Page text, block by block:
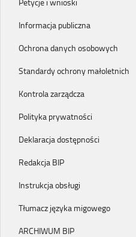
Informacja publiczna
Ochrona danych osobowych
Standardy ochrony małoletnich
Kontrola zarządcza
Polityka prywatności
Deklaracja dostępności
Redakcja BIP
Instrukcja obsługi
Tłumacz języka migowego
ARCHIWUM BIP